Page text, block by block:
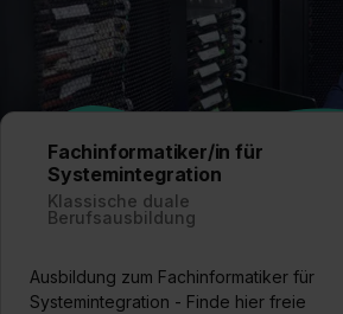
Fachinformatiker/in für
Systemintegration
Klassische duale
Berufsausbildung
Ausbildung zum Fachinformatiker für
Systemintegration - Finde hier freie